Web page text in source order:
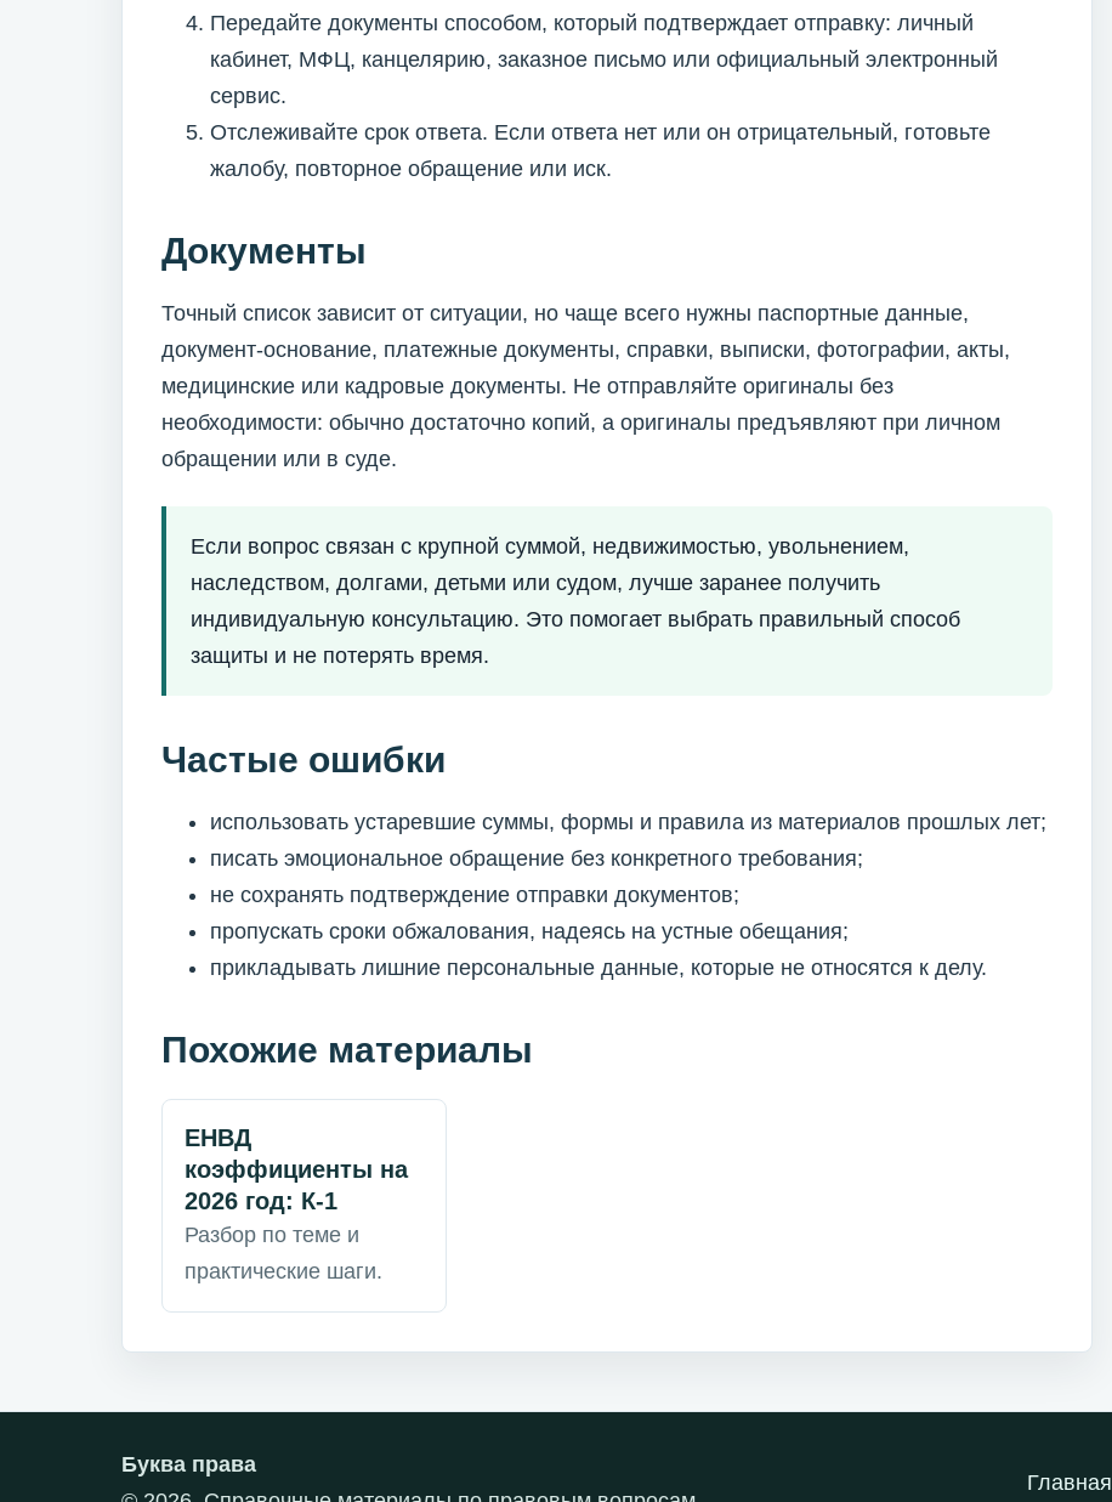
Передайте документы способом, который подтверждает отправку: личный
кабинет, МФЦ, канцелярию, заказное письмо или официальный электронный
сервис.
Отслеживайте срок ответа. Если ответа нет или он отрицательный, готовьте
жалобу, повторное обращение или иск.
Документы
Точный список зависит от ситуации, но чаще всего нужны паспортные данные,
документ-основание, платежные документы, справки, выписки, фотографии, акты,
медицинские или кадровые документы. Не отправляйте оригиналы без
необходимости: обычно достаточно копий, а оригиналы предъявляют при личном
обращении или в суде.
Если вопрос связан с крупной суммой, недвижимостью, увольнением,
наследством, долгами, детьми или судом, лучше заранее получить
индивидуальную консультацию. Это помогает выбрать правильный способ
защиты и не потерять время.
Частые ошибки
использовать устаревшие суммы, формы и правила из материалов прошлых лет;
писать эмоциональное обращение без конкретного требования;
не сохранять подтверждение отправки документов;
пропускать сроки обжалования, надеясь на устные обещания;
прикладывать лишние персональные данные, которые не относятся к делу.
Похожие материалы
ЕНВД
коэффициенты на
2026 год: К-1
Разбор по теме и
практические шаги.
Буква права
Главная